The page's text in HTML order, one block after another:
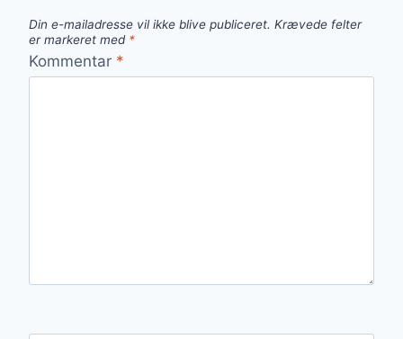
Din e-mailadresse vil ikke blive publiceret. Krævede felter
er markeret med *
Kommentar *